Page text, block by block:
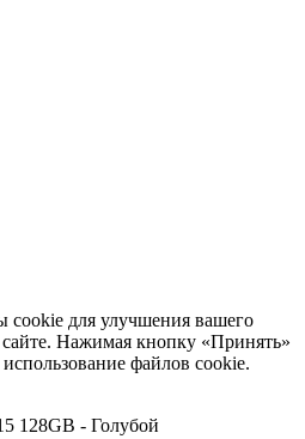
для улучшения вашего
Нажимая кнопку «Принять»
файлов cookie.